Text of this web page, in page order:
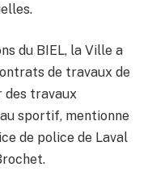
du BIEL, la Ville a
de travaux de
des travaux
sportif, mentionne
de police de Laval